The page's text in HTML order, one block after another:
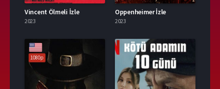
Vincent Ölmeli İzle
2023
Oppenheimer İzle
2023
1080p